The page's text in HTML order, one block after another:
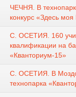
ЧЕЧНЯ. В
конкурс «Здесь
С. ОСЕТИЯ. 160
квалификации на
«Кванториум-15»
С. ОСЕТИЯ. В
технопарка